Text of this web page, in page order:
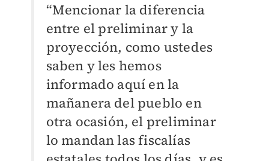
“Mencionar la diferencia
entre el preliminar y la
proyección, como ustedes
saben y les hemos
informado aquí en la
mañanera del pueblo en
otra ocasión, el preliminar
lo mandan las fiscalías